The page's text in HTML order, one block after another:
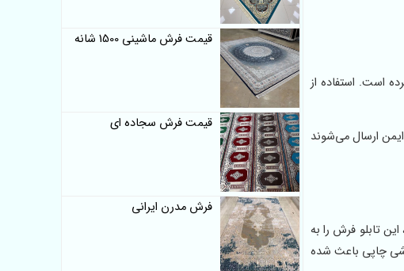
است. استفاده از
ارسال می‌شوند
تابلو فرش را به
چاپی باعث شده
قیمت فرش ماشینی 1500 شانه
قیمت فرش سجاده ای
فرش مدرن ایرانی